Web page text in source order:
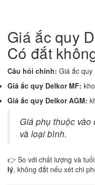
Giá ắc quy
Có đắt
Câu hỏi chính: Giá ắc
Giá ắc quy Delkor MF:
Giá ắc quy Delkor AGM:
Giá phụ thuộc
và loại bình.
👉 So với chất lượng và
lý, không đắt nếu xét chi